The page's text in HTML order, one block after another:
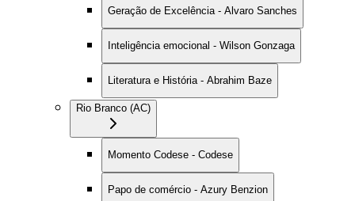
Geração de Excelência - Alvaro Sanches
Inteligência emocional - Wilson Gonzaga
Literatura e História - Abrahim Baze
Rio Branco (AC)
Momento Codese - Codese
Papo de comércio - Azury Benzion